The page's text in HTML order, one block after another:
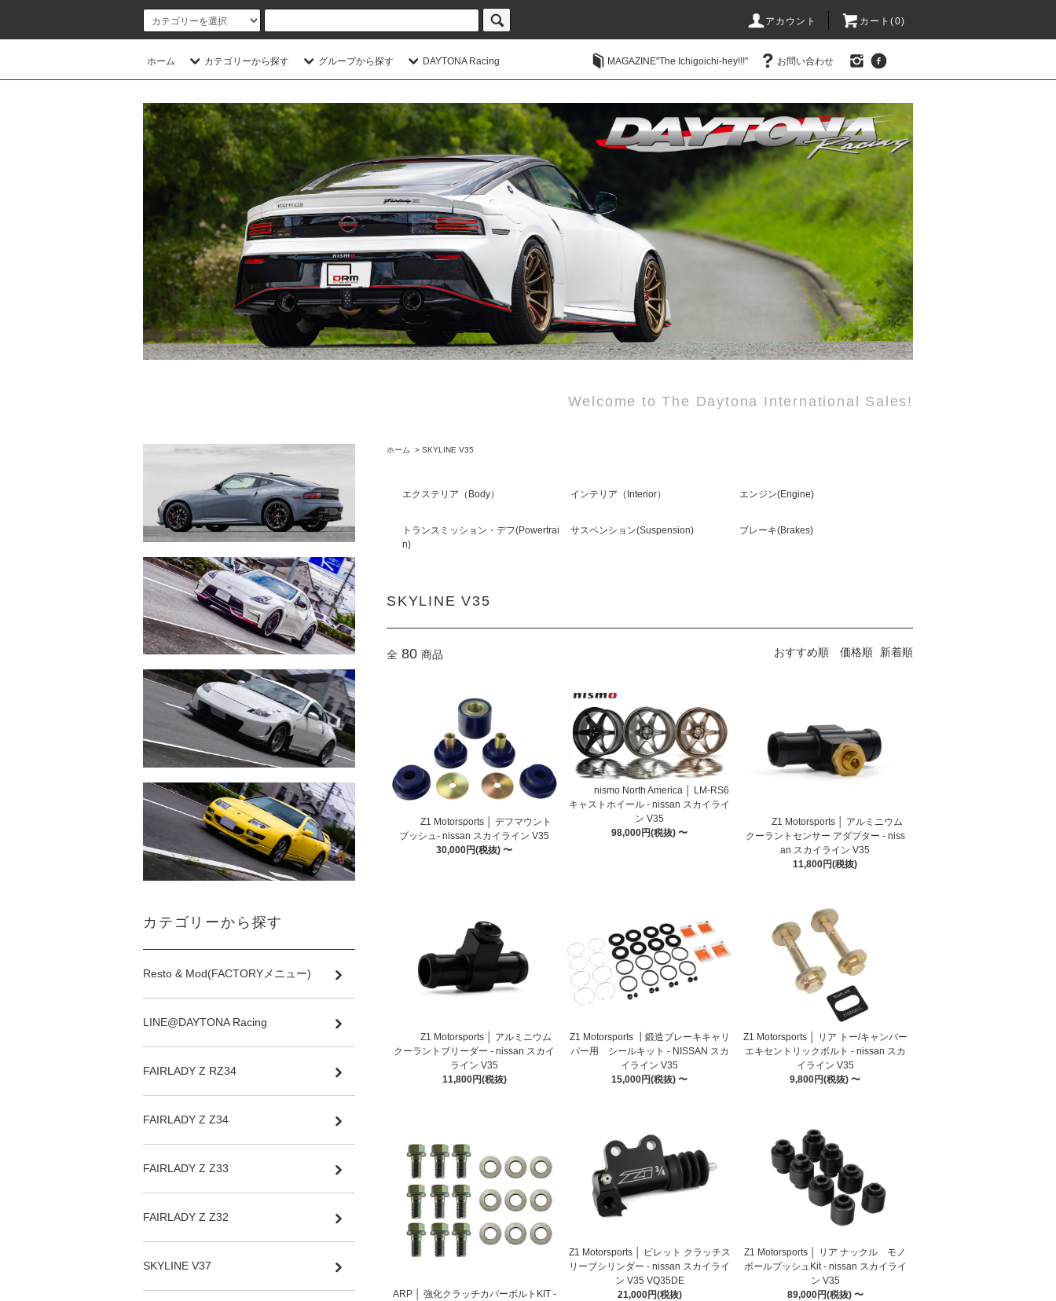
アカウント カート(0)
ホーム カテゴリーから探す グループから探す DAYTONA Racing MAGAZINE"The Ichigoichi-hey!!!" お問い合わせ
Welcome to The Daytona International Sales!
ホーム > SKYLINE V35
エクステリア（Body） インテリア（Interior） エンジン(Engine)
トランスミッション・デフ(Powertrai
n)
サスペンション(Suspension) ブレーキ(Brakes)
SKYLINE V35
全 80 商品 おすすめ順 価格順 新着順
Z1 Motorsports │ デフマウント
ブッシュ- nissan スカイライン V35
30,000円(税抜) 〜
nismo North America │ LM-RS6
キャストホイール - nissan スカイライ
ン V35
98,000円(税抜) 〜
Z1 Motorsports │ アルミニウム
クーラントセンサー アダプター - niss
an スカイライン V35
11,800円(税抜)
Z1 Motorsports │ アルミニウム
クーラントブリーダー - nissan スカイ
ライン V35
11,800円(税抜)
Z1 Motorsports ┃鍛造ブレーキキャリ
パー用 シールキット - NISSAN スカ
イライン V35
15,000円(税抜) 〜
Z1 Motorsports │ リア トー/キャンバー
エキセントリックボルト - nissan スカ
イライン V35
9,800円(税抜) 〜
ARP │ 強化クラッチカバーボルトKIT -
Z1 Motorsports │ ビレット クラッチス
リーブシリンダー - nissan スカイライ
ン V35 VQ35DE
21,000円(税抜)
Z1 Motorsports │ リア ナックル モノ
ボールブッシュKit - nissan スカイライ
ン V35
89,000円(税抜) 〜
カテゴリーから探す
Resto & Mod(FACTORYメニュー)
LINE@DAYTONA Racing
FAIRLADY Z RZ34
FAIRLADY Z Z34
FAIRLADY Z Z33
FAIRLADY Z Z32
SKYLINE V37